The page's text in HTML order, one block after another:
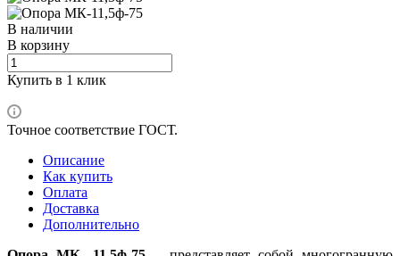
В наличии
В корзину
Купить в 1 клик
Точное соответствие ГОСТ.
Описание
Как купить
Оплата
Доставка
Дополнительно